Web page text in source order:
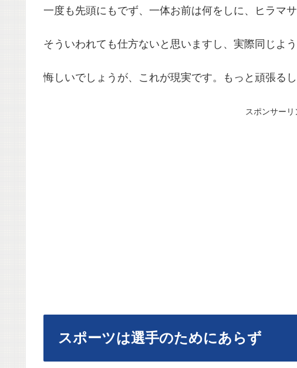
一度も先頭にもでず、一体お前は何をしに、ヒラマ
そういわれても仕方ないと思いますし、実際同じよ
悔しいでしょうが、これが現実です。もっと頑張るし
スポンサーリ
スポーツは選手のためにあらず